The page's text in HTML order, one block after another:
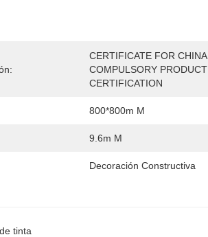
CERTIFICATE FOR CHINA
COMPULSORY PRODUCT
CERTIFICATION
800*800m M
9.6m M
Decoración Constructiva
tinta